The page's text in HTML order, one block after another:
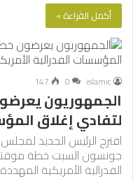
أكمل القراءة »
islamic
0
147
الجمهوريون
لتفادي إغلاق
اقترح الرئيس الجديد
جونسون السبت خطة
الفدرالية الأمريكية